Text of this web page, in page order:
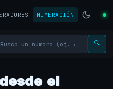
NUMERACIÓN
🔍
el